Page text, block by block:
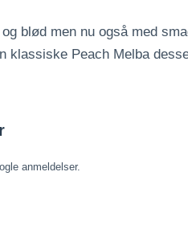
blød men nu også med
klassiske Peach Melba
anmeldelser.